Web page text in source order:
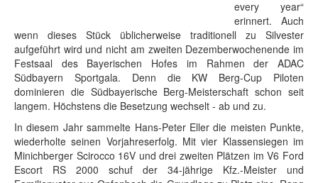
every year“
erinnert. Auch
wenn dieses Stück üblicherweise traditionell zu Silvester
aufgeführt wird und nicht am zweiten Dezemberwochenende im
Festsaal des Bayerischen Hofes im Rahmen der ADAC
Südbayern Sportgala. Denn die KW Berg-Cup Piloten
dominieren die Südbayerische Berg-Meisterschaft schon seit
langem. Höchstens die Besetzung wechselt - ab und zu.
In diesem Jahr sammelte Hans-Peter Eller die meisten Punkte,
wiederholte seinen Vorjahreserfolg. Mit vier Klassensiegen im
Minichberger Scirocco 16V und drei zweiten Plätzen im V6 Ford
Escort RS 2000 schuf der 34-jährige Kfz.-Meister und